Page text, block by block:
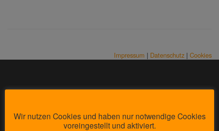
Impressum | Datenschutz | Cookies
Wir nutzen Cookies und haben nur notwendige Cookies
voreingestellt und aktiviert.